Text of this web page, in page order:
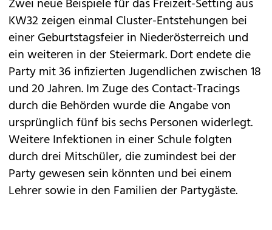
Zwei neue Beispiele für das Freizeit-Setting aus
KW32 zeigen einmal Cluster-Entstehungen bei
einer Geburtstagsfeier in Niederösterreich und
ein weiteren in der Steiermark. Dort endete die
Party mit 36 infizierten Jugendlichen zwischen 18
und 20 Jahren. Im Zuge des Contact-Tracings
durch die Behörden wurde die Angabe von
ursprünglich fünf bis sechs Personen widerlegt.
Weitere Infektionen in einer Schule folgten
durch drei Mitschüler, die zumindest bei der
Party gewesen sein könnten und bei einem
Lehrer sowie in den Familien der Partygäste.